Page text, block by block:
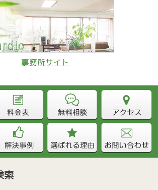
事務所サイト
索